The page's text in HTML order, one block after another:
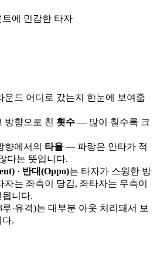
에 민감한 타자
운드 어디로 갔는지 한눈에 보여줍
방향으로 친 횟수 — 많이 칠수록 크
향에서의 타율 — 파랑은 안타가 적
다는 뜻입니다.
· 반대(Oppo)는 타자가 스윙한 방
자는 좌측이 당김, 좌타자는 우측이
니다.
루·유격)는 대부분 아웃 처리돼서 보
다.